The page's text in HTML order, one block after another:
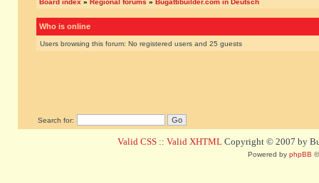
Board index » Regional forums » Bugattibuilder.com in Deutsch
Who is online
Users browsing this forum: No registered users and 25 guests
Search for:
Valid CSS :: Valid XHTML Copyright © 2007 by
Powered by phpBB